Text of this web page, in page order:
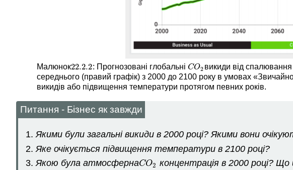
Малюнок22.2.2
22.2.2: Прогнозовані глобальні CO2
CO2викиди від
середнього (правий графік) з 2000 до 2100 року в умовах
викидів або підвищення температури протягом певних років.
Питання - Бізнес як завжди
Якими були загальні викиди в 2000 році? Якими вони
Яке очікується підвищення температури в 2100 році?
Якою була атмосфернаCO2
CO2 концентрація в 2000 році? Що